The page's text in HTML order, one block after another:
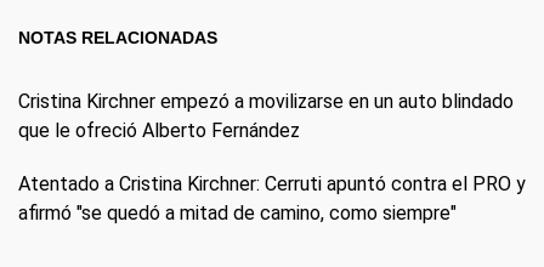
NOTAS RELACIONADAS
Cristina Kirchner empezó a movilizarse en un auto blindado
que le ofreció Alberto Fernández
Atentado a Cristina Kirchner: Cerruti apuntó contra el PRO y
afirmó "se quedó a mitad de camino, como siempre"